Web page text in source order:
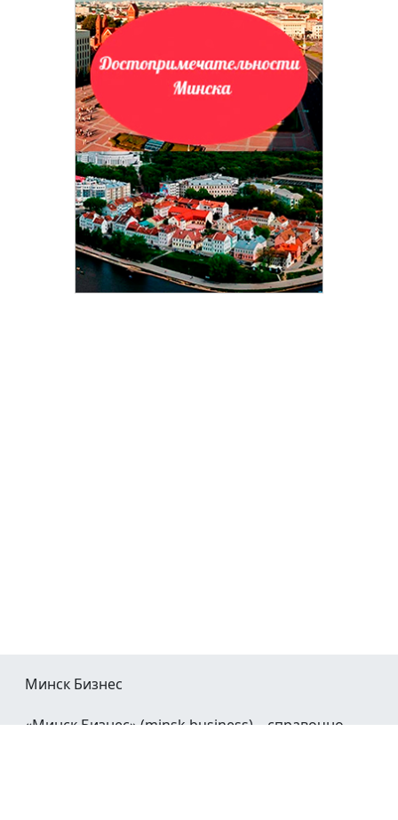
Минск Бизнес
«Минск Бизнес» (minsk.business) – справочно-